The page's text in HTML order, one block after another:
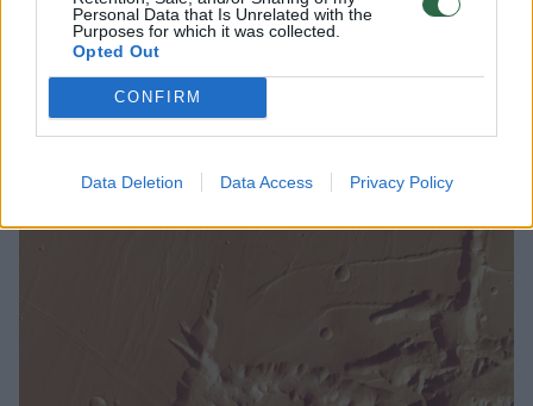
Personal Data that Is Unrelated with the
Purposes for which it was collected.
Opted Out
CONFIRM
Data Deletion Data Access Privacy Policy
prieš pat opoziciją, kai ji yra arčiausiai
Žemės. Tai įvyksta kas 26 mėnesius ir kitą
kartą įvyks 2025 m. sausio 15 d., rašo „Live
Science“.